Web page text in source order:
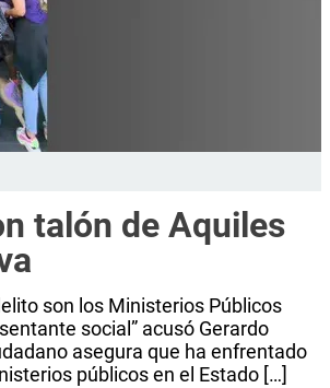
talón de Aquiles
son los Ministerios Públicos
social” acusó Gerardo
asegura que ha enfrentado
públicos en el Estado […]